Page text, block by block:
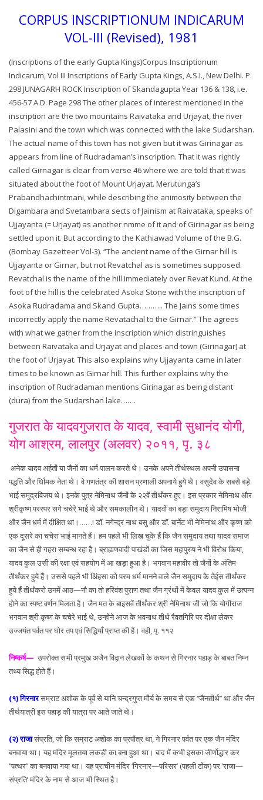
CORPUS INSCRIPTIONUM INDICARUM
VOL-III (Revised), 1981
(Inscriptions of the early Gupta Kings)Corpus Inscriptionum
Indicarum, Vol III Inscriptions of Early Gupta Kings, A.S.I., New Delhi. P.
298 JUNAGARH ROCK Inscription of Skandagupta Year 136 & 138, i.e.
456-57 A.D. Page 298 The other places of interest mentioned in the
inscription are the two mountains Raivataka and Urjayat, the river
Palasini and the town which was connected with the lake Sudarshan.
The actual name of this town has not given but it was Girinagar as
appears from line of Rudradaman’s inscription. That it was rightly
called Girnagar is clear from verse 46 where we are told that it was
situated about the foot of Mount Urjayat. Merutunga’s
Prabandhachintmani, while describing the animosity between the
Digambara and Svetambara sects of Jainism at Raivataka, speaks of
Ujjayanta (= Urjayat) as another nmme of it and of Girinagar as being
settled upon it. But according to the Kathiawad Volume of the B.G.
(Bombay Gazetteer Vol-3). “The ancient name of the Girnar hill is
Ujjayanta or Girnar, but not Revatchal as is sometimes supposed.
Revatchal is the name of the hill immediately over Revat Kund. At the
foot of the hill is the celebrated Asoka Stone with the inscription of
Asoka Rudradama and Skand Gupta……….. The Jains some times
incorrectly apply the name Revatachal to the Girnar.” The agrees
with what we gather from the inscription which distringuishes
between Raivataka and Urjayat and places and town (Girinagar) at
the foot of Urjayat. This also explains why Ujjayanta came in later
times to be known as Girnar hill. This further explains why the
inscription of Rudradaman mentions Girinagar as being distant
(dura) from the Sudarshan lake…….
गुजरात के यादवगुजरात के यादव, स्वामी सुधानंद योगी,
योग आश्रम, लालपुर (अलवर) २०११, पृ. ३८
अनेक यादव अर्हतों या जैनों का धर्म पालन करते थे। उनके अपने तीर्थस्थल अपनी उपासना
पद्धति और र्धािमक नेता थे। वे गणतंत्र की शासन प्रणाली अपनाये हुये थे। वसुदेव के सबसे बड़े
भाई समुद्रविजय थे। इनके पुत्र नेमिनाथ जैनों के २२वें तीर्थंकर हुए। इस प्रकार नेमिनाथ और
श्रीकृष्ण परस्पर सगे चचेरे भाई थे और समकालीन थे। यादवों का बड़ा समुदाय निरामिष भोजी
और जैन धर्म में दीक्षित था।……! डॉ. नगेन्द्र नाथ बसु और डॉ. बार्नेट भी नेमिनाथ और कृष्ण को
एक दूसरे का चचेरा भाई मानते हैं। हम पहले भी लिख चुके हैं कि जैन समुदाय तथा यादव समाज
का जैन से ही गहरा सम्बन्ध रहा है। ब्राह्मणवादी पाखंडों का जिस महापुरुष ने भी विरोध किया,
यादव कुल उसी की रक्षा एवं सहयोग में आ खड़ा हुआ है। भगवान महावीर तो जैनों के अंतिम
तीर्थंकर हुये हैं। उससे पहले भी अिंहसा को परम धर्म मानने वाले जैन समुदाय के तेईस तीर्थंकर
हुये हैंं तीर्थंकरों उनमें आठ—नौ का तो हरिवंश पुराण तथा जैन ग्रंथों में केवल यादव कुल में उत्पन्न
होने का स्पष्ट वर्णन मिलता है। जैन मत के बाइसवें तीर्थंकर श्री नेमिनाथ जी जो कि योगीराज
भगवान श्री कृष्ण के चचेरे भाई थे, उन्होंने आज के भवनाथ तीर्थ रैवतगिरि पर दीक्षा लेकर
उज्जयंत पर्वत पर घोर तप एवं सिद्धियाँ प्राप्त की हैं। वही, पृ. ११२
निष्कर्ष— उपरोक्त सभी प्रमुख अजैन विद्वान लेखकों के कथन से गिरनार पहाड़ के बाबत निम्न
तथ्य सिद्ध होते हैं।
(१) गिरनारसम्राट अशोक के पूर्व से यानि चन्द्रगुप्त मौर्य के समय से एक ‘‘जैनतीर्थ’’ था और जैन
तीर्थयात्री इस पहाड़ की यात्रा पर आते जाते थे।
(२) राजासंप्रति, जो कि सम्राट अशोक का प्रपौत्र था, ने गिरनार पर्वत पर एक जैन मंदिर
बनवाया था। यह मंदिर मूलतया लकड़ी का बना हुआ था। बाद में कभी इसका जीर्णोद्धार कर
‘‘पत्थर’’ का बनवाया गया था। यह प्राचीन मंदिर ‘गिरनार—परिसर’ (पहली टोंक) पर ‘राजा—
संप्रति’ मंदिर के नाम से आज भी स्थित है।